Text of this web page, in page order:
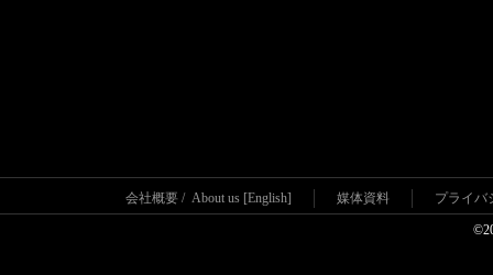
会社概要 / About us [English] 媒体資料 プライバ